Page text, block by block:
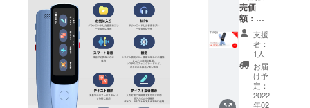
ご支援
により
量産効
率が向
上した
場合、
正規販
売価格
が販売
は税込
み・送
料込み
です。
※ご注文
状況、
使用部
材の供
給状
売価
額：
55,960
円 リ
ターン
の詳
細： ・
Transp
en本体
支援
者：
1人
お届
け予
定：
2022
年02